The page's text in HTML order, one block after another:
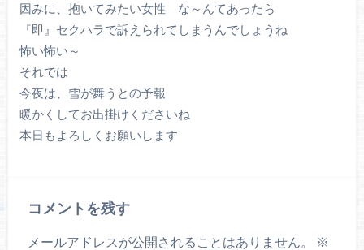
因みに、抱いてみたい女性 な～んてあったら
『即』セクハラで訴えられてしまうんでしょうね
怖い怖い～
それでは
今夜は、雪が舞うとの予報
暖かくしてお出掛けくださいね
本日もよろしくお願いします
コメントを残す
メールアドレスが公開されることはありません。
※